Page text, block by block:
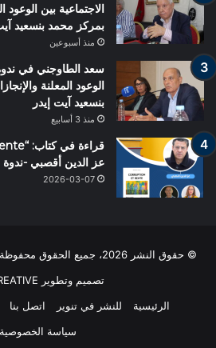
الاجتماعية بين الوعود
بمركز محمد بنسعيد
منذ أسبوعين
سعد الطاوجني في ندوة
الوعود المعلنة
بنسعيد آيت إيدر
منذ 3 أسابيع
عز الدين أقصبي -ندوة
2026-03-07
تصميم وتطوير
الرئيسية
للنشر في تنوير اتصل بنا
سياسة الخصوصية